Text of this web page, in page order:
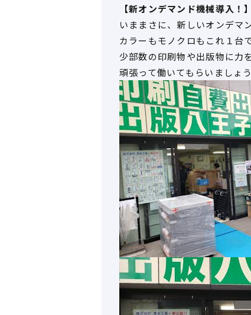
【新オンデマンド機械導入！】
いままさに、新しいオンデマ
カラーもモノクロもこれ１台
少部数の印刷物や出版物に力
頑張って働いてもらいましょう